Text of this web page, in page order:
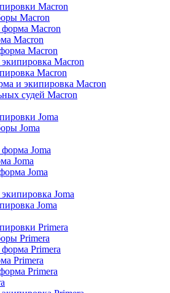
Macron
Macron
Macron
Macron
Macron
Macron
Macron
и экипировка Macron
судей Macron
Joma
Joma
Joma
Joma
Joma
Joma
Joma
Primera
Primera
Primera
Primera
Primera